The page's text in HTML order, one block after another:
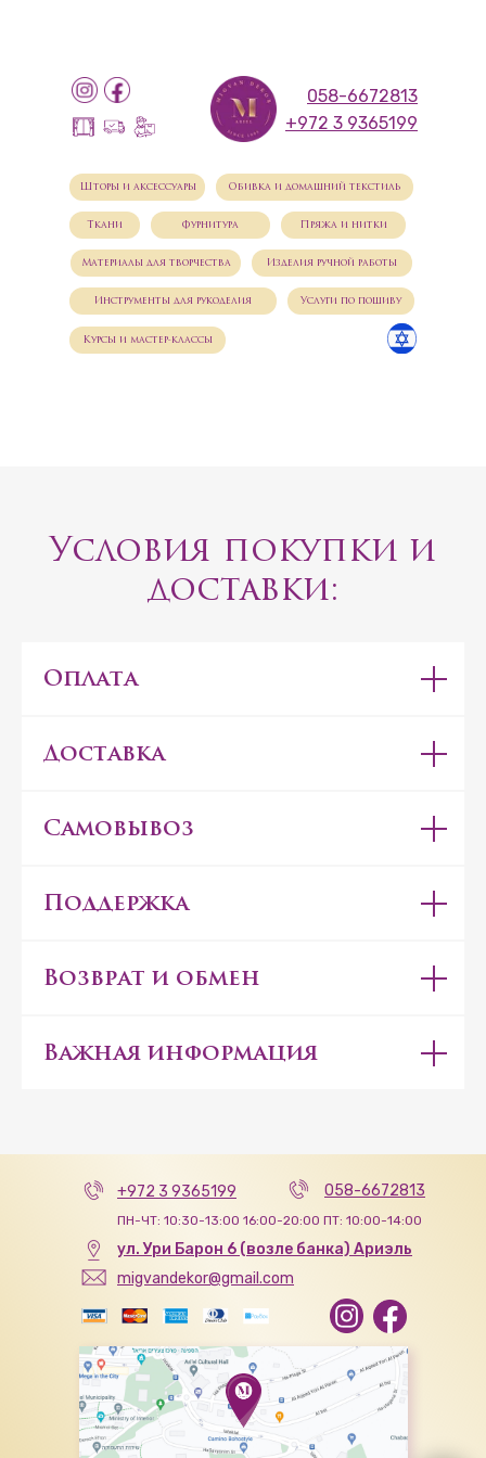
+972 3 9365199
058-6672813
Шторы и аксессуары
Ткани Пряжа и нитки
Фурнитура
Материалы для творчества
Услуги по пошиву
Курсы и мастер-классы
Инструменты для рукоделия
Обивка и домашний текстиль
Изделия ручной работы
Условия покупки и
доставки:
Оплата
Доставка
Самовывоз
Поддержка
Возврат и обмен
Важная информация
ПН-ЧТ: 10:30-13:00 16:00-20:00 ПТ: 10:00-14:00
+972 3 9365199
migvandekor@gmail.com
ул. Ури Барон 6 (возле банка) Ариэль
058-6672813